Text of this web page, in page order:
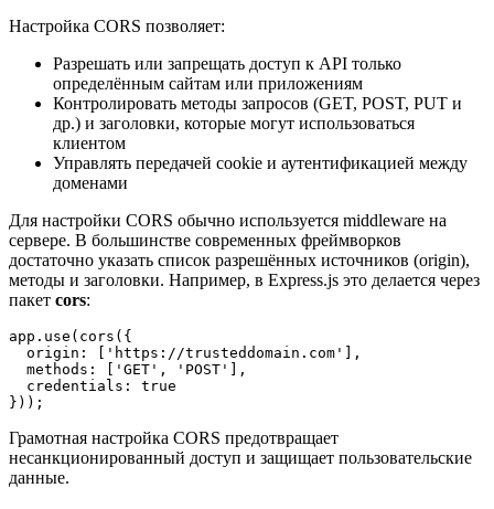
Настройка CORS позволяет:
Разрешать или запрещать доступ к API только
определённым сайтам или приложениям
Контролировать методы запросов (GET, POST, PUT и
др.) и заголовки, которые могут использоваться
клиентом
Управлять передачей cookie и аутентификацией между
доменами
Для настройки CORS обычно используется middleware на
сервере. В большинстве современных фреймворков
достаточно указать список разрешённых источников (origin),
методы и заголовки. Например, в Express.js это делается через
пакет cors:
app.use(cors({
  origin: ['https://trusteddomain.com'],
  methods: ['GET', 'POST'],
  credentials: true
}));
Грамотная настройка CORS предотвращает
несанкционированный доступ и защищает пользовательские
данные.